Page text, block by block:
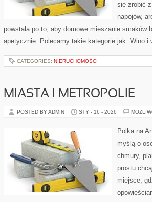
się zrobić
napojów,
powstała po to, aby domowe mieszanie smaków
apetycznie. Polecamy takie kategorie jak: Wino
CATEGORIES: NIERUCHOMOŚCI
MIASTA I METROPOLIE
POSTED BY ADMIN STY - 16 - 2026
Polka na
myślą o
chmury,
prostu
miejsce,